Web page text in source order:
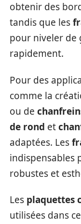
obtenir des
tandis que les
pour niveler de
rapidement.
Pour des
comme la
ou de
de rond et
adaptées. Les
indispensables
robustes et
Les plaquettes
utilisées dans